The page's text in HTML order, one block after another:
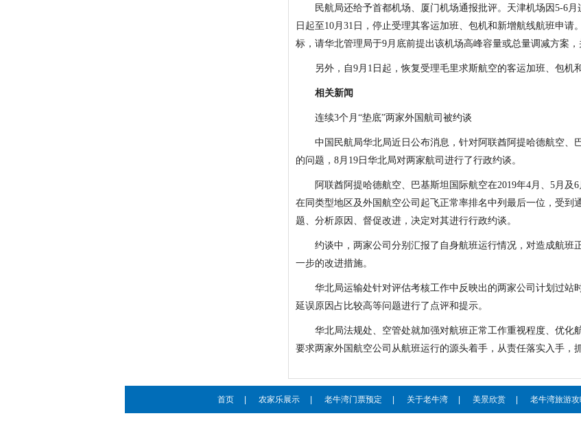
民航局还给予首都机场、厦门机场通报批评。天津机场因5-6
日起至10月31日，停止受理其客运加班、包机和新增航线航班申
标，请华北管理局于9月底前提出该机场高峰容量或总量调减方案，
另外，自9月1日起，恢复受理毛里求斯航空的客运加班、包机
相关新闻
连续3个月“垫底”两家外国航司被约谈
中国民航局华北局近日公布消息，针对阿联酋阿提哈德航空、
的问题，8月19日华北局对两家航司进行了行政约谈。
阿联酋阿提哈德航空、巴基斯坦国际航空在2019年4月、5月及
在同类型地区及外国航空公司起飞正常率排名中列最后一位，受到
题、分析原因、督促改进，决定对其进行行政约谈。
约谈中，两家公司分别汇报了自身航班运行情况，对造成航班
一步的改进措施。
华北局运输处针对评估考核工作中反映出的两家公司计划过站
延误原因占比较高等问题进行了点评和提示。
华北局法规处、空管处就加强对航班正常工作重视程度、优化
要求两家外国航空公司从航班运行的源头着手，从责任落实入手，
首页 农家乐展示 老牛湾门票预定 关于老牛湾 美景欣赏 老牛湾旅游攻